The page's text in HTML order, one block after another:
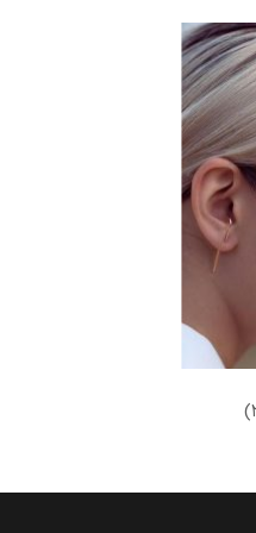
افزودن
به
علاقه
مندی
ها
+